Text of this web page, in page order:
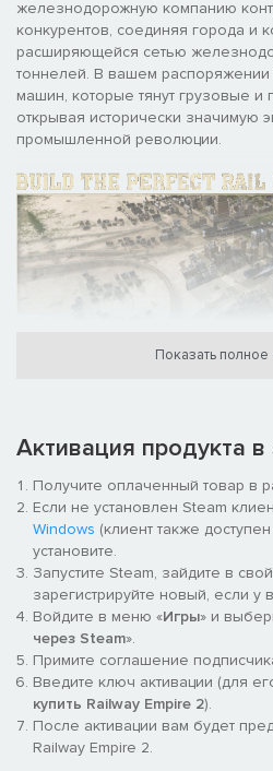
железнодорожную компанию
конкурентов, соединяя города и
расширяющейся сетью
тоннелей. В вашем
машин, которые тянут грузовые и
открывая исторически значимую
промышленной революции.
подробных картах внимание
регионам каждого континента.
помогает сосредоточиться на
способствуете развитию
Семафоры размещаются
до 4 путей, а расширенные
теперь вмещают до 8 путей.
Показать полное
Активация продукта в
Получите оплаченный товар в
Если не установлен Steam
Windows (клиент также
установите.
Запустите Steam, зайдите в
зарегистрируйте новый, если у
Войдите в меню «Игры» и
через Steam».
Примите соглашение
Введите ключ активации (для
купить Railway Empire 2).
После активации вам будет
Railway Empire 2.